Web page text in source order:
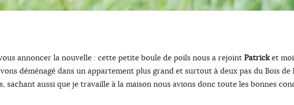
annoncer la nouvelle : cette petite boule de poils nous a rejoint Patricket
déménagé dans un appartement plus grand et surtout à deux pas du Bois
sachant aussi que je travaille à la maison nous avions donc toute les bonnes